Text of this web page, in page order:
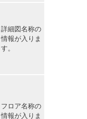
詳細図名称の
情報が入りま
す。
フロア名称の
情報が入りま